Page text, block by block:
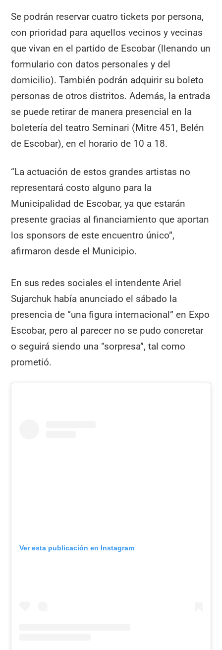
Se podrán reservar cuatro tickets por persona,
con prioridad para aquellos vecinos y vecinas
que vivan en el partido de Escobar (llenando un
formulario con datos personales y del
domicilio). También podrán adquirir su boleto
personas de otros distritos. Además, la entrada
se puede retirar de manera presencial en la
boletería del teatro Seminari (Mitre 451, Belén
de Escobar), en el horario de 10 a 18.
“La actuación de estos grandes artistas no
representará costo alguno para la
Municipalidad de Escobar, ya que estarán
presente gracias al financiamiento que aportan
los sponsors de este encuentro único”,
afirmaron desde el Municipio.
En sus redes sociales el intendente Ariel
Sujarchuk había anunciado el sábado la
presencia de “una figura internacional” en Expo
Escobar, pero al parecer no se pudo concretar
o seguirá siendo una “sorpresa”, tal como
prometió.
Ver esta publicación en Instagram